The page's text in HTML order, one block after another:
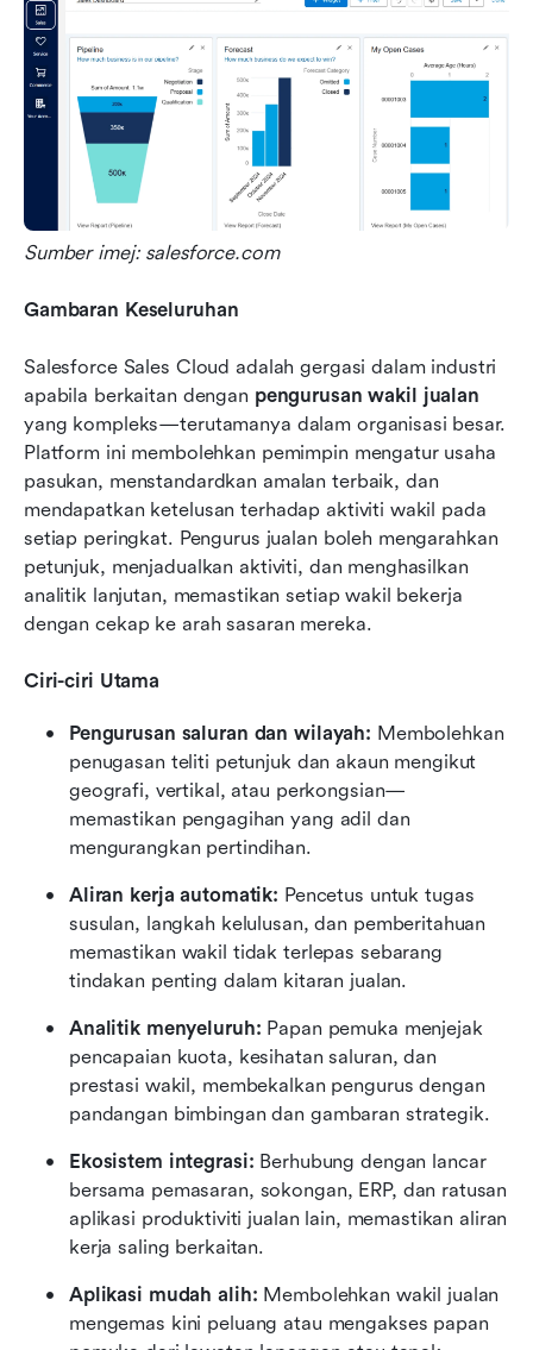
Sumber imej: salesforce.com
Gambaran Keseluruhan
Salesforce Sales Cloud adalah gergasi dalam industri
apabila berkaitan dengan pengurusan wakil jualan
yang kompleks—terutamanya dalam organisasi besar.
Platform ini membolehkan pemimpin mengatur usaha
pasukan, menstandardkan amalan terbaik, dan
mendapatkan ketelusan terhadap aktiviti wakil pada
setiap peringkat. Pengurus jualan boleh mengarahkan
petunjuk, menjadualkan aktiviti, dan menghasilkan
analitik lanjutan, memastikan setiap wakil bekerja
dengan cekap ke arah sasaran mereka.
Ciri-ciri Utama
Pengurusan saluran dan wilayah: Membolehkan
penugasan teliti petunjuk dan akaun mengikut
geografi, vertikal, atau perkongsian—
memastikan pengagihan yang adil dan
mengurangkan pertindihan.
Aliran kerja automatik: Pencetus untuk tugas
susulan, langkah kelulusan, dan pemberitahuan
memastikan wakil tidak terlepas sebarang
tindakan penting dalam kitaran jualan.
Analitik menyeluruh: Papan pemuka menjejak
pencapaian kuota, kesihatan saluran, dan
prestasi wakil, membekalkan pengurus dengan
pandangan bimbingan dan gambaran strategik.
Ekosistem integrasi: Berhubung dengan lancar
bersama pemasaran, sokongan, ERP, dan ratusan
aplikasi produktiviti jualan lain, memastikan aliran
kerja saling berkaitan.
Aplikasi mudah alih: Membolehkan wakil jualan
mengemas kini peluang atau mengakses papan